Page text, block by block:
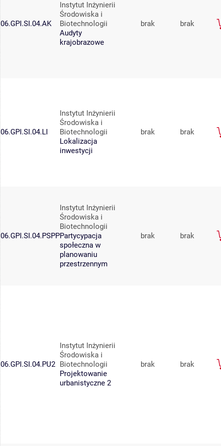
06.GPI.SI.04.AK
Instytut Inżynierii
Środowiska i
Biotechnologii
Audyty
krajobrazowe
brak brak
06.GPI.SI.04.LI
Instytut Inżynierii
Środowiska i
Biotechnologii
Lokalizacja
inwestycji
brak brak
06.GPI.SI.04.PSPP
Instytut Inżynierii
Środowiska i
Biotechnologii
Partycypacja
społeczna w
planowaniu
przestrzennym
brak brak
06.GPI.SI.04.PU2
Instytut Inżynierii
Środowiska i
Biotechnologii
Projektowanie
urbanistyczne 2
brak brak